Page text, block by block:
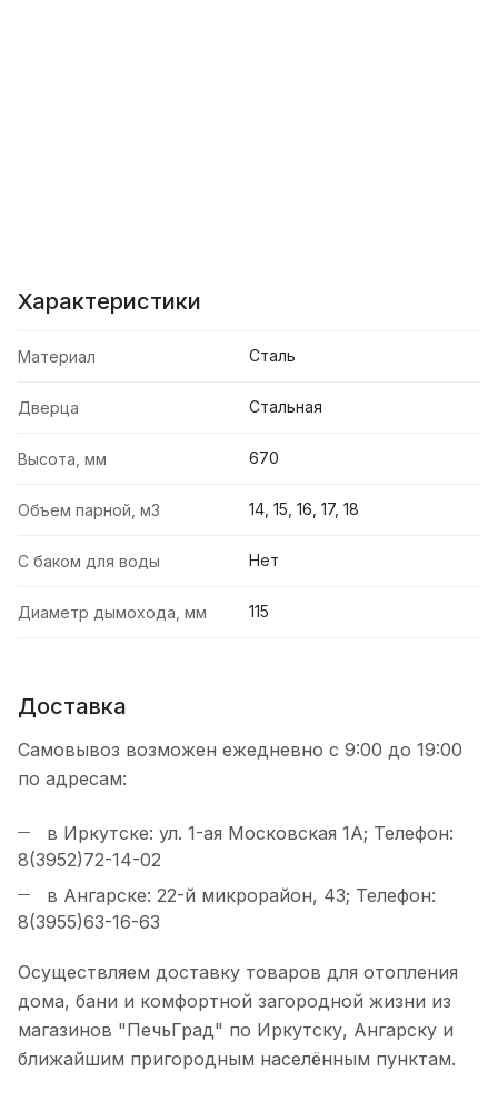
Характеристики
Материал Сталь
Дверца Стальная
Высота, мм 670
Объем парной, м3 14, 15, 16, 17, 18
С баком для воды Нет
Диаметр дымохода, мм 115
Доставка
Самовывоз возможен ежедневно с 9:00 до 19:00
по адресам:
в Иркутске: ул. 1-ая Московская 1А; Телефон:
8(3952)72-14-02
в Ангарске: 22-й микрорайон, 43; Телефон:
8(3955)63-16-63
Осуществляем доставку товаров для отопления
дома, бани и комфортной загородной жизни из
магазинов "ПечьГрад" по Иркутску, Ангарску и
ближайшим пригородным населённым пунктам.